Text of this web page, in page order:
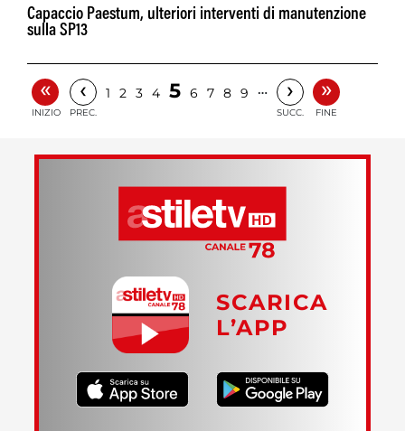
Capaccio Paestum, ulteriori interventi di manutenzione
sulla SP13
«
INIZIO
‹
PREC.
1 2 3 4 5 6 7 8 9 … ›
SUCC.
»
FINE
SCARICA
L’APP